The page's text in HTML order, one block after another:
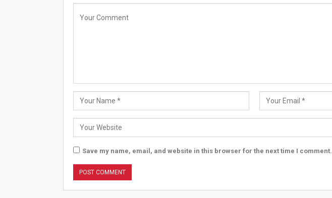
Save my name, email, and website in this browser for the next time I comment.